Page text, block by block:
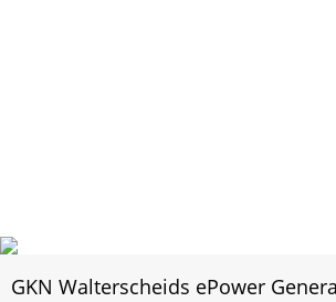
GKN Walterscheids ePower